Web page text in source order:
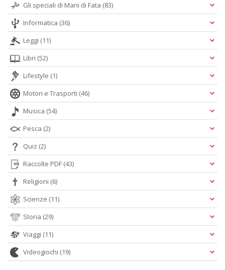
Gli speciali di Mani di Fata (83)
Informatica (36)
Leggi (11)
Libri (52)
Lifestyle (1)
Motori e Trasporti (46)
Musica (54)
Pesca (2)
Quiz (2)
Raccolte PDF (43)
Religioni (6)
Scienze (11)
Storia (29)
Viaggi (11)
Videogiochi (19)